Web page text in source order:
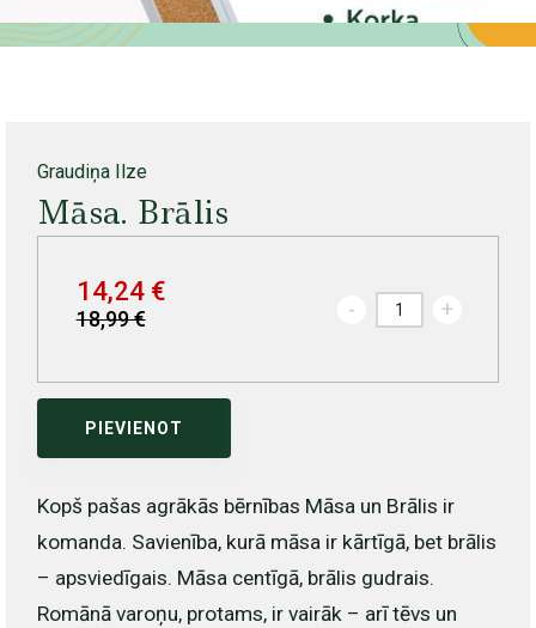
Graudiņa Ilze
Māsa. Brālis
18,99 €
14,24 €
- +
PIEVIENOT
Kopš pašas agrākās bērnības Māsa un Brālis ir
komanda. Savienība, kurā māsa ir kārtīgā, bet brālis
– apsviedīgais. Māsa centīgā, brālis gudrais.
Romānā varoņu, protams, ir vairāk – arī tēvs un